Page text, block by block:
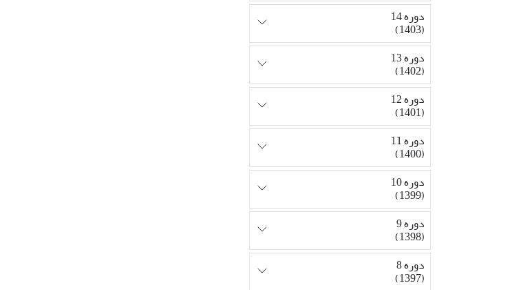
دوره 14
(1403)
دوره 13
(1402)
دوره 12
(1401)
دوره 11
(1400)
دوره 10
(1399)
دوره 9
(1398)
دوره 8
(1397)